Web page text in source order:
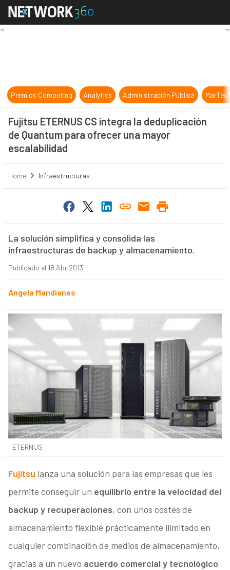
Fujitsu ETERNUS CS integra la
Premios Computing Analytics Administración Pública
Fujitsu ETERNUS CS integra la deduplicación
de Quantum para ofrecer una mayor
escalabilidad
Home Infraestructuras
La solución simplifica y consolida las
infraestructuras de backup y almacenamiento.
Publicado el 18 Abr 2013
Ángela Mandianes
ETERNUS
Fujitsu lanza una solución para las empresas que les
permite conseguir un equilibrio entre la velocidad del
backup y recuperaciones, con unos costes de
almacenamiento flexible prácticamente ilimitado en
cualquier combinación de medios de almacenamiento,
gracias a un nuevo acuerdo comercial y tecnológico